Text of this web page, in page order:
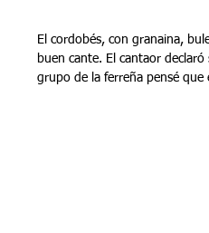
El cordobés, con granaina,
buen cante. El cantaor
grupo de la ferreña pensé que